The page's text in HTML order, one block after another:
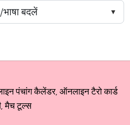
पंचांग कैलेंडर, ऑनलाइन टैरो कार्ड
मैच टूल्स